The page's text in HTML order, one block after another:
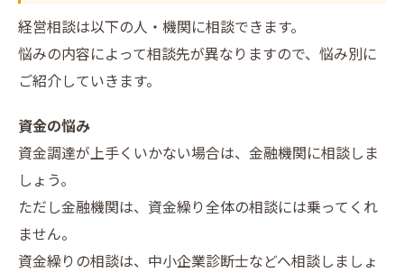
経営相談は以下の人・機関に相談できます。
悩みの内容によって相談先が異なりますので、悩み別に
ご紹介していきます。
資金の悩み
資金調達が上手くいかない場合は、金融機関に相談しま
しょう。
ただし金融機関は、資金繰り全体の相談には乗ってくれ
ません。
資金繰りの相談は、中小企業診断士などへ相談しましょ